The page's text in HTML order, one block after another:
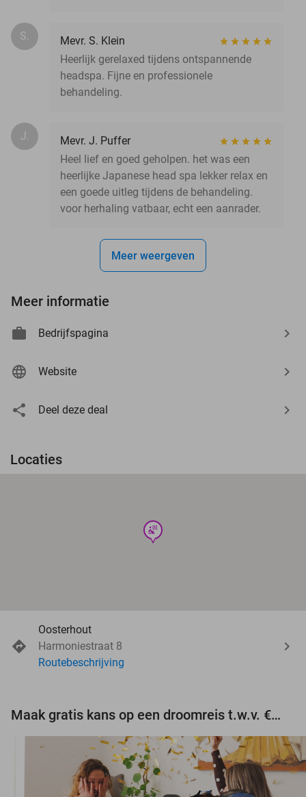
S.
Mevr. S. Klein
Heerlijk gerelaxed tijdens ontspannende
headspa. Fijne en professionele
behandeling.
J.
Mevr. J. Puffer
Heel lief en goed geholpen. het was een
heerlijke Japanese head spa lekker relax en
een goede uitleg tijdens de behandeling.
voor herhaling vatbaar, echt een aanrader.
Meer weergeven
Meer informatie
Bedrijfspagina
Website
Deel deze deal
Locaties
wellness
Oosterhout
Harmoniestraat 8
Routebeschrijving
Maak gratis kans op een droomreis t.w.v. €3.000!